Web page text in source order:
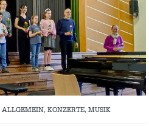
ALLGEMEIN, KONZERTE, MUSIK